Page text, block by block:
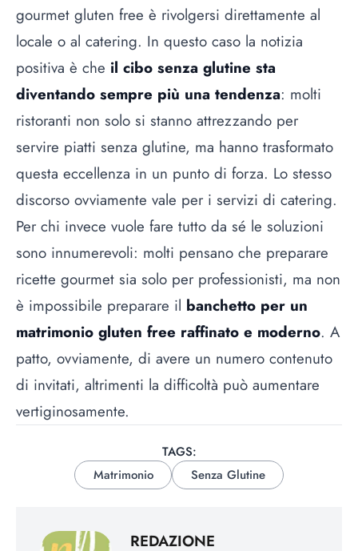
gourmet gluten free è rivolgersi direttamente al
locale o al catering. In questo caso la notizia
positiva è che il cibo senza glutine sta
diventando sempre più una tendenza: molti
ristoranti non solo si stanno attrezzando per
servire piatti senza glutine, ma hanno trasformato
questa eccellenza in un punto di forza. Lo stesso
discorso ovviamente vale per i servizi di catering.
Per chi invece vuole fare tutto da sé le soluzioni
sono innumerevoli: molti pensano che preparare
ricette gourmet sia solo per professionisti, ma non
è impossibile preparare il banchetto per un
matrimonio gluten free raffinato e moderno. A
patto, ovviamente, di avere un numero contenuto
di invitati, altrimenti la difficoltà può aumentare
vertiginosamente.
TAGS:
Matrimonio
Senza Glutine
REDAZIONE